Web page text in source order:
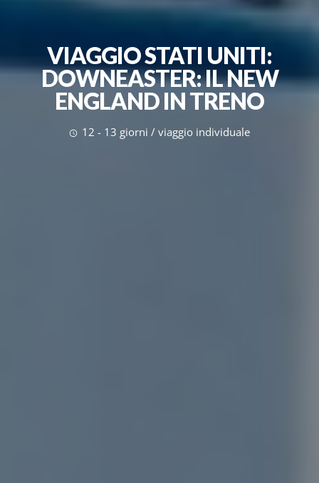
VIAGGIO STATI UNITI:
DOWNEASTER: IL NEW
ENGLAND IN TRENO
12 - 13 giorni / viaggio individuale